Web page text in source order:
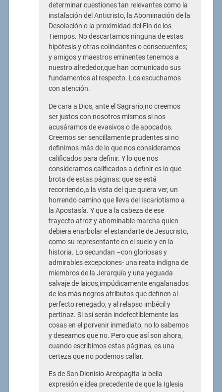
determinar cuestiones tan relevantes como la
instalación del Anticristo, la Abominación de la
Desolación o la proximidad del Fin de los
Tiempos. No descartamos ninguna de estas
hipótesis y otras colindantes o consecuentes;
y amigos y maestros eminentes tenemos a
nuestro alrededor,que han comunicado sus
fundamentos al respecto. Los escuchamos
con atención.
De cara a Dios, ante el Sagrario,no creemos
ser justos con nosotros mismos si nos
acusáramos de evasivos o de apocados.
Creemos ser sencillamente prudentes si no
definimos más de lo que nos consideramos
calificados para definir. Y lo que nos
consideramos calificados a definir es lo que
brota de estas páginas: que se está
recorriendo,a la vista del que quiera ver, un
horrendo camino que lleva del Iscariotismo a
la Apostasía. Y que a la cabeza de ese
trayecto atroz y abominable marcha quien
debiera enarbolar el estandarte de Jesucristo,
como su representante en el suelo y en la
historia. Lo secundan –con gloriosas y
admirables excepciones- una reata indigna de
miembros de la Jerarquía y una yeguada
salvaje de laicos,impúdicamente engalanados
de los más negros atributos que definen al
perfecto renegado, y al relapso imbécil y
pertinaz. Si así serán indefectiblemente las
cosas en el porvenir inmediato, no lo sabemos
y deseamos que no. Pero que así son ahora,
cuando escribimos estas páginas, es una
certeza que no podemos callar.
Es de San Dionisio Areopagita la bella
expresión e idea precedente de que la Iglesia